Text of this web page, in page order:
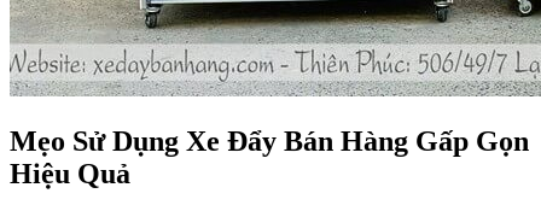
Mẹo Sử Dụng Xe Đẩy Bán Hàng Gấp Gọn
Hiệu Quả